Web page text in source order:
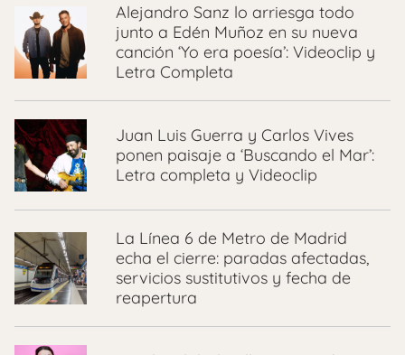
Alejandro Sanz lo arriesga todo
junto a Edén Muñoz en su nueva
canción ‘Yo era poesía’: Videoclip y
Letra Completa
Juan Luis Guerra y Carlos Vives
ponen paisaje a ‘Buscando el Mar’:
Letra completa y Videoclip
La Línea 6 de Metro de Madrid
echa el cierre: paradas afectadas,
servicios sustitutivos y fecha de
reapertura